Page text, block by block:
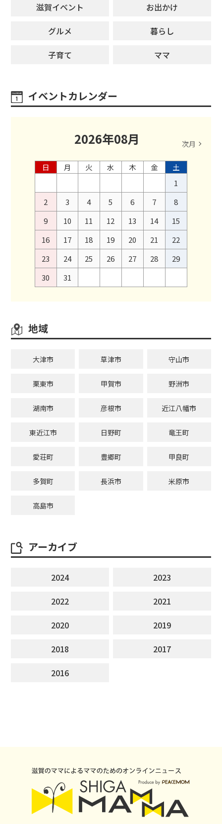
滋賀イベント
お出かけ
グルメ
暮らし
子育て
ママ
イベントカレンダー
2026年08月 次月
日 月 火 水 木 金
土
1
2
3 4 5 6 7
8
9
10 11 12 13 14
15
16
17 18 19 20 21
22
23
24 25 26 27 28
29
30
31
地域
大津市 草津市 守山市
栗東市 甲賀市 野洲市
湖南市 彦根市 近江八幡市
東近江市 日野町 竜王町
愛荘町 豊郷町 甲良町
多賀町 長浜市 米原市
高島市
アーカイブ
2024
2023
2022
2021
2020
2019
2018
2017
2016